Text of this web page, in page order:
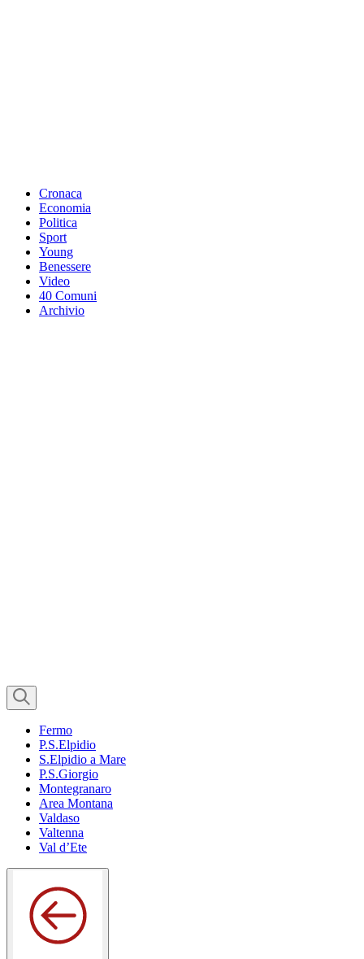
Cronaca
Economia
Politica
Sport
Young
Benessere
Video
40 Comuni
Archivio
Fermo
P.S.Elpidio
S.Elpidio a Mare
P.S.Giorgio
Montegranaro
Area Montana
Valdaso
Valtenna
Val d’Ete